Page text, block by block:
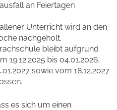
an Feiertagen
Unterricht wird an den
nachgeholt.
bleibt aufgrund
19.12.2025 bis 04.01.2026,
sowie vom 18.12.2027
es sich um einen